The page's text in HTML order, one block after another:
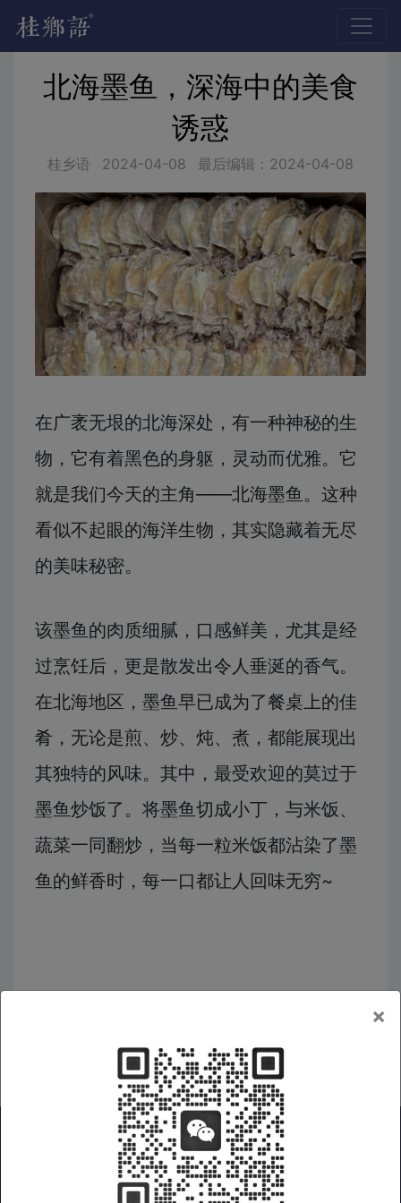
北海墨鱼，深海中的美食
诱惑
桂乡语 2024-04-08 最后编辑：2024-04-08
在广袤无垠的北海深处，有一种神秘的生
物，它有着黑色的身躯，灵动而优雅。它
就是我们今天的主角——北海墨鱼。这种
看似不起眼的海洋生物，其实隐藏着无尽
的美味秘密。
该墨鱼的肉质细腻，口感鲜美，尤其是经
过烹饪后，更是散发出令人垂涎的香气。
在北海地区，墨鱼早已成为了餐桌上的佳
肴，无论是煎、炒、炖、煮，都能展现出
其独特的风味。其中，最受欢迎的莫过于
墨鱼炒饭了。将墨鱼切成小丁，与米饭、
蔬菜一同翻炒，当每一粒米饭都沾染了墨
鱼的鲜香时，每一口都让人回味无穷~
广西特产| 广西旅游|广西企业
|礼品集采| 广西老乡会|
×